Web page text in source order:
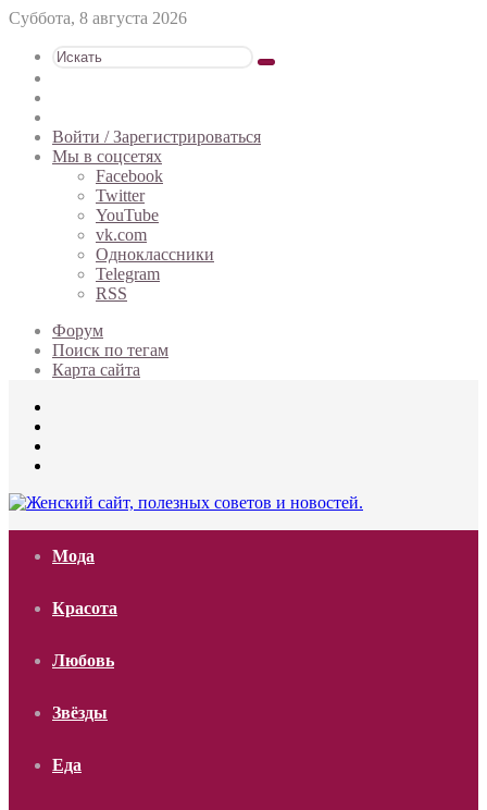
Суббота, 8 августа 2026
Искать
статья
Войти / Зарегистрироваться
Мы в соцсетях
Facebook
Twitter
YouTube
vk.com
Одноклассники
Telegram
RSS
Форум
Поиск по тегам
Карта сайта
Мода
Красота
Любовь
Звёзды
Еда